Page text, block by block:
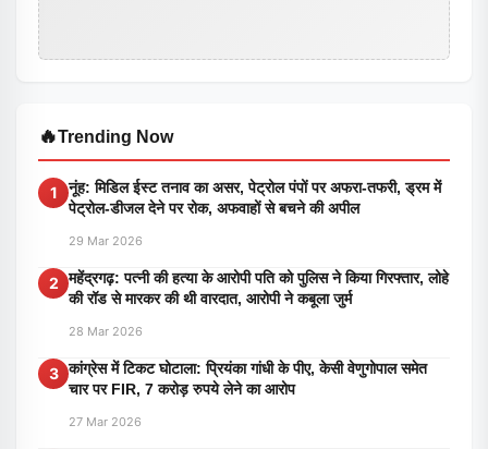
🔥Trending Now
1
नूंह: मिडिल ईस्ट तनाव का असर, पेट्रोल पंपों पर अफरा-तफरी, ड्रम में
पेट्रोल-डीजल देने पर रोक, अफवाहों से बचने की अपील
29 Mar 2026
2
महेंद्रगढ़: पत्नी की हत्या के आरोपी पति को पुलिस ने किया गिरफ्तार, लोहे
की रॉड से मारकर की थी वारदात, आरोपी ने कबूला जुर्म
28 Mar 2026
3 कांग्रेस में टिकट घोटाला: प्रियंका गांधी के पीए, केसी वेणुगोपाल समेत
चार पर FIR, 7 करोड़ रुपये लेने का आरोप
27 Mar 2026